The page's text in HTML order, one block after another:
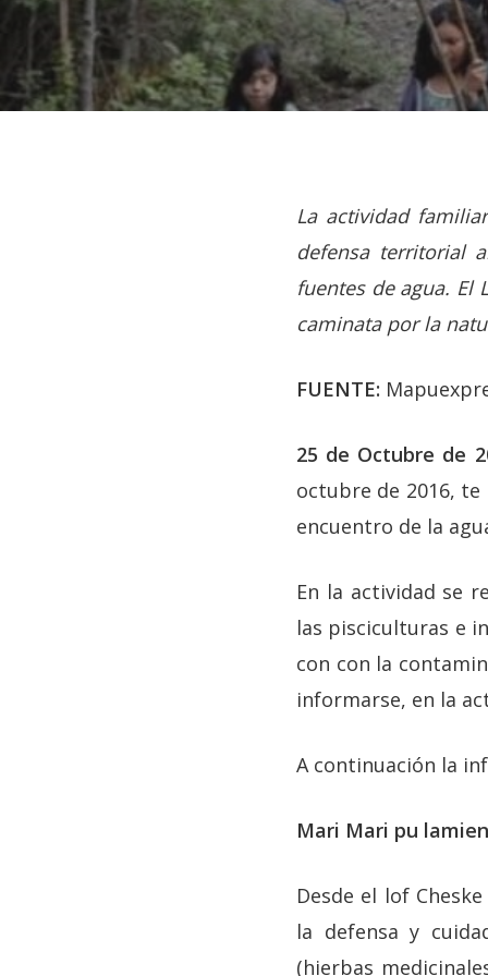
La actividad
defensa territorial
fuentes de agua.
caminata por la
FUENTE:
25 de Octubre de
octubre de 2016,
encuentro de la
En la actividad se
las pisciculturas e
con con la
informarse, en la
A continuación la
Mari Mari pu
Desde el lof
la defensa y
(hierbas